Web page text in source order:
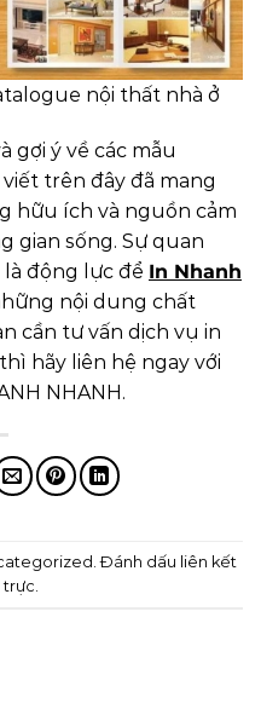
nội thất nhà ở
gợi ý về các mẫu
viết trên đây đã mang
hữu ích và nguồn cảm
gian sống. Sự quan
là động lực để In Nhanh
nội dung chất
cần tư vấn dịch vụ in
hãy liên hệ ngay với
NHANH.
. Đánh dấu liên kết
trực